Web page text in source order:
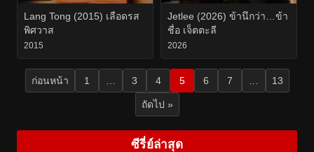
Lang Tong (2015) เลือดรส
พิศวาส
2015
Jetlee (2026) ข้านึกว่า…ข้า
ชื่อ เจ็ตตะลี
2026
ก่อนหน้า 1 3 4 5 6 7 13
ถัดไป »
ซีรี่ย์ล่าสุด